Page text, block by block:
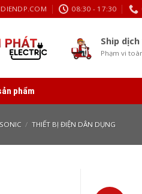
08:30 - 17:30
Ship dịch
Phạm vi
phẩm
/ THIẾT BỊ ĐIỆN DÂN DỤNG